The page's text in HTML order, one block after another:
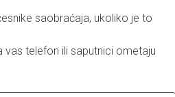
saobraćaja, ukoliko je to
vas telefon ili saputnici ometaju